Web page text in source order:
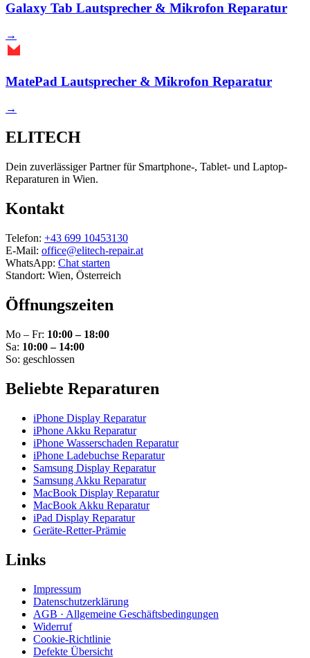
Galaxy Tab Lautsprecher & Mikrofon Reparatur
→
MatePad Lautsprecher & Mikrofon Reparatur
→
ELITECH
Dein zuverlässiger Partner für Smartphone-, Tablet- und Laptop-
Reparaturen in Wien.
Kontakt
Telefon: +43 699 10453130
E-Mail: office@elitech-repair.at
WhatsApp: Chat starten
Standort: Wien, Österreich
Öffnungszeiten
Mo – Fr: 10:00 – 18:00
Sa: 10:00 – 14:00
So: geschlossen
Beliebte Reparaturen
iPhone Display Reparatur
iPhone Akku Reparatur
iPhone Wasserschaden Reparatur
iPhone Ladebuchse Reparatur
Samsung Display Reparatur
Samsung Akku Reparatur
MacBook Display Reparatur
MacBook Akku Reparatur
iPad Display Reparatur
Geräte-Retter-Prämie
Links
Impressum
Datenschutzerklärung
AGB · Allgemeine Geschäftsbedingungen
Widerruf
Cookie-Richtlinie
Defekte Übersicht